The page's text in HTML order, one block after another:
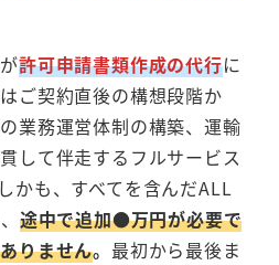
許可申請書類作成の代行に
ご契約直後の構想段階か
業務運営体制の構築、運輸
して伴走するフルサービス
かも、すべてを含んだALL
途中で追加●万円が必要で
りません。 最初から最後ま